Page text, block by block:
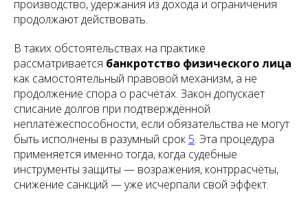
производство, удержания из дохода и ограничения
продолжают действовать.
В таких обстоятельствах на практике
рассматривается банкротство физического лица
как самостоятельный правовой механизм, а не
продолжение спора о расчётах. Закон допускает
списание долгов при подтверждённой
неплатёжеспособности, если обязательства не могут
быть исполнены в разумный срок 5. Эта процедура
применяется именно тогда, когда судебные
инструменты защиты — возражения, контррасчёты,
снижение санкций — уже исчерпали свой эффект.